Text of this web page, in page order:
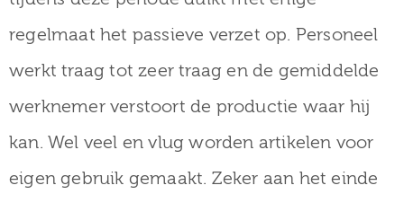
regelmaat het passieve verzet op. Personeel
werkt traag tot zeer traag en de gemiddelde
werknemer verstoort de productie waar hij
kan. Wel veel en vlug worden artikelen voor
eigen gebruik gemaakt. Zeker aan het einde